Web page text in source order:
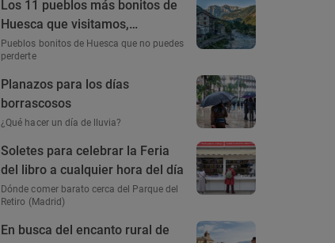
Los 11 pueblos más bonitos de
Huesca que visitamos,
conocemos y amamos
Pueblos bonitos de Huesca que no puedes
perderte
Planazos para los días
borrascosos
¿Qué hacer un día de lluvia?
Soletes para celebrar la Feria
del libro a cualquier hora del día
Dónde comer barato cerca del Parque del
Retiro (Madrid)
En busca del encanto rural de